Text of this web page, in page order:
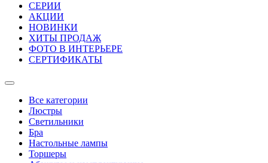
СЕРИИ
АКЦИИ
НОВИНКИ
ХИТЫ ПРОДАЖ
ФОТО В ИНТЕРЬЕРЕ
СЕРТИФИКАТЫ
Все категории
Люстры
Светильники
Бра
Настольные лампы
Торшеры